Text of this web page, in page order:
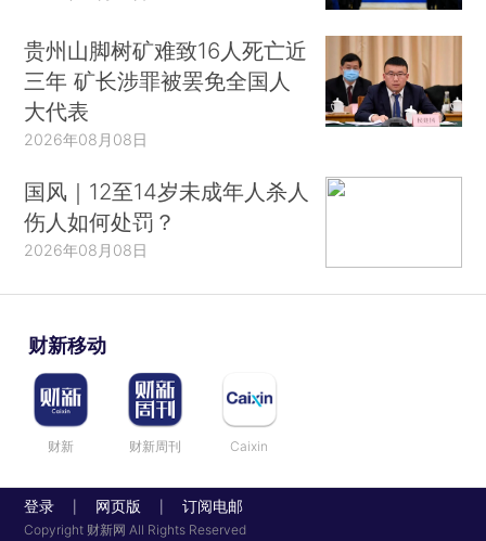
贵州山脚树矿难致16人死亡近
三年 矿长涉罪被罢免全国人
大代表
2026年08月08日
国风｜12至14岁未成年人杀人
伤人如何处罚？
2026年08月08日
财新移动
财新 财新周刊 Caixin
登录 网页版 订阅电邮
Copyright 财新网 All Rights Reserved